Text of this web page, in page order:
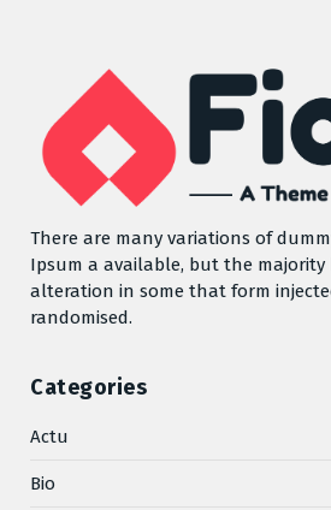
There are many variations of
Ipsum a available, but the
alteration in some that form
randomised.
Categories
Actu
Bio